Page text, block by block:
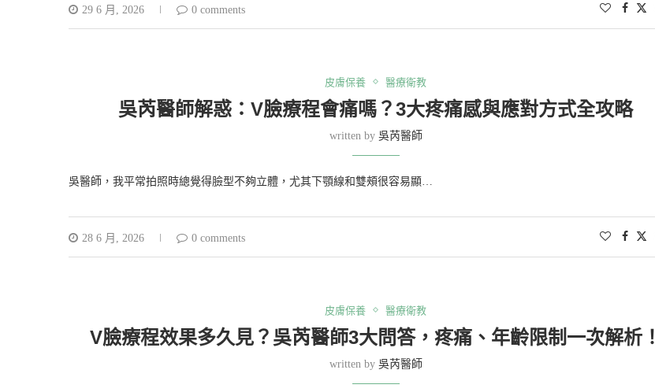
29 6 月, 2026 0 comments
皮膚保養 醫療衛教
吳芮醫師解惑：V臉療程會痛嗎？3大疼痛感與應對方式全攻略
written by 吳芮醫師
吳醫師，我平常拍照時總覺得臉型不夠立體，尤其下顎線和雙頰很容易顯…
28 6 月, 2026 0 comments
皮膚保養 醫療衛教
V臉療程效果多久見？吳芮醫師3大問答，疼痛、年齡限制一次解析！
written by 吳芮醫師